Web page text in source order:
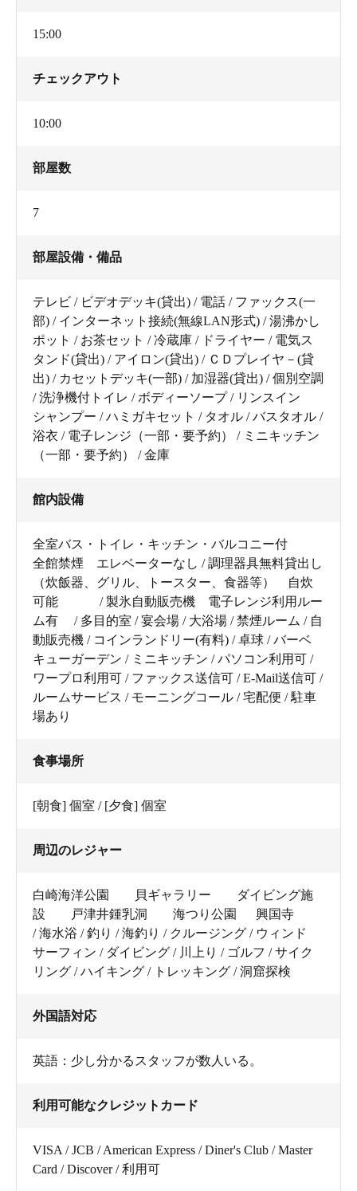
15:00
チェックアウト
10:00
部屋数
7
部屋設備・備品
テレビ / ビデオデッキ(貸出) / 電話 / ファックス(一
部) / インターネット接続(無線LAN形式) / 湯沸かし
ポット / お茶セット / 冷蔵庫 / ドライヤー / 電気ス
タンド(貸出) / アイロン(貸出) / ＣＤプレイヤ－(貸
出) / カセットデッキ(一部) / 加湿器(貸出) / 個別空調
/ 洗浄機付トイレ / ボディーソープ / リンスイン
シャンプー / ハミガキセット / タオル / バスタオル /
浴衣 / 電子レンジ（一部・要予約） / ミニキッチン
（一部・要予約） / 金庫
館内設備
全室バス・トイレ・キッチン・バルコニー付
全館禁煙 エレベーターなし / 調理器具無料貸出し
（炊飯器、グリル、トースター、食器等） 自炊
可能 / 製氷自動販売機 電子レンジ利用ルー
ム有 / 多目的室 / 宴会場 / 大浴場 / 禁煙ルーム / 自
動販売機 / コインランドリー(有料) / 卓球 / バーベ
キューガーデン / ミニキッチン / パソコン利用可 /
ワープロ利用可 / ファックス送信可 / E-Mail送信可 /
ルームサービス / モーニングコール / 宅配便 / 駐車
場あり
食事場所
[朝食] 個室 / [夕食] 個室
周辺のレジャー
白崎海洋公園 貝ギャラリー ダイビング施
設 戸津井鍾乳洞 海つり公園 興国寺
/ 海水浴 / 釣り / 海釣り / クルージング / ウィンド
サーフィン / ダイビング / 川上り / ゴルフ / サイク
リング / ハイキング / トレッキング / 洞窟探検
外国語対応
英語：少し分かるスタッフが数人いる。
利用可能なクレジットカード
VISA / JCB / American Express / Diner's Club / Master
Card / Discover / 利用可